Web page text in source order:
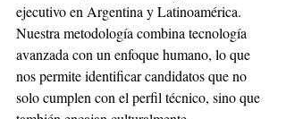
ejecutivo en Argentina y Latinoamérica.
Nuestra metodología combina tecnología
avanzada con un enfoque humano, lo que
nos permite identificar candidatos que no
solo cumplen con el perfil técnico, sino que